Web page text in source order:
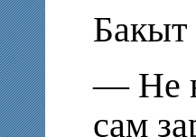
Бакыт
— Не
сам